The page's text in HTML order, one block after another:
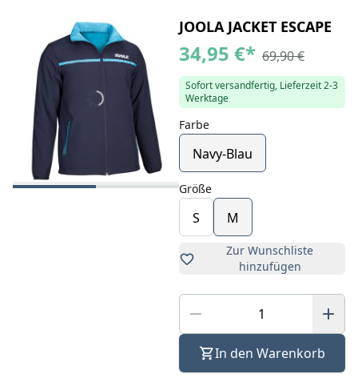
JOOLA JACKET ESCAPE
34,95 €* 69,90 €
Sofort versandfertig, Lieferzeit 2-3
Werktage
Farbe
Navy-Blau
Größe
S M
Zur Wunschliste
hinzufügen
In den Warenkorb